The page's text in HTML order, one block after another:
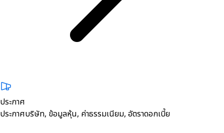
ประกาศ
ประกาศบริษัท, ข้อมูลหุ้น, ค่าธรรมเนียม, อัตราดอกเบี้ย